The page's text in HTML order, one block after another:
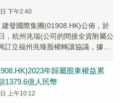
下午2:40
建發國際集團(01908.HK)公佈，於
，杭州兆瑞(公司的間接全資附屬公
訂立福州兆臻股權轉讓協議，據
年歸屬股東權益累
1379.6億人民幣
上午10:12